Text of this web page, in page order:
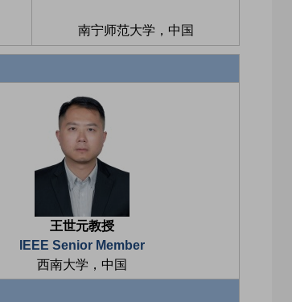
南宁师范大学，中国
王世元教授
IEEE Senior Member
西南大学，中国